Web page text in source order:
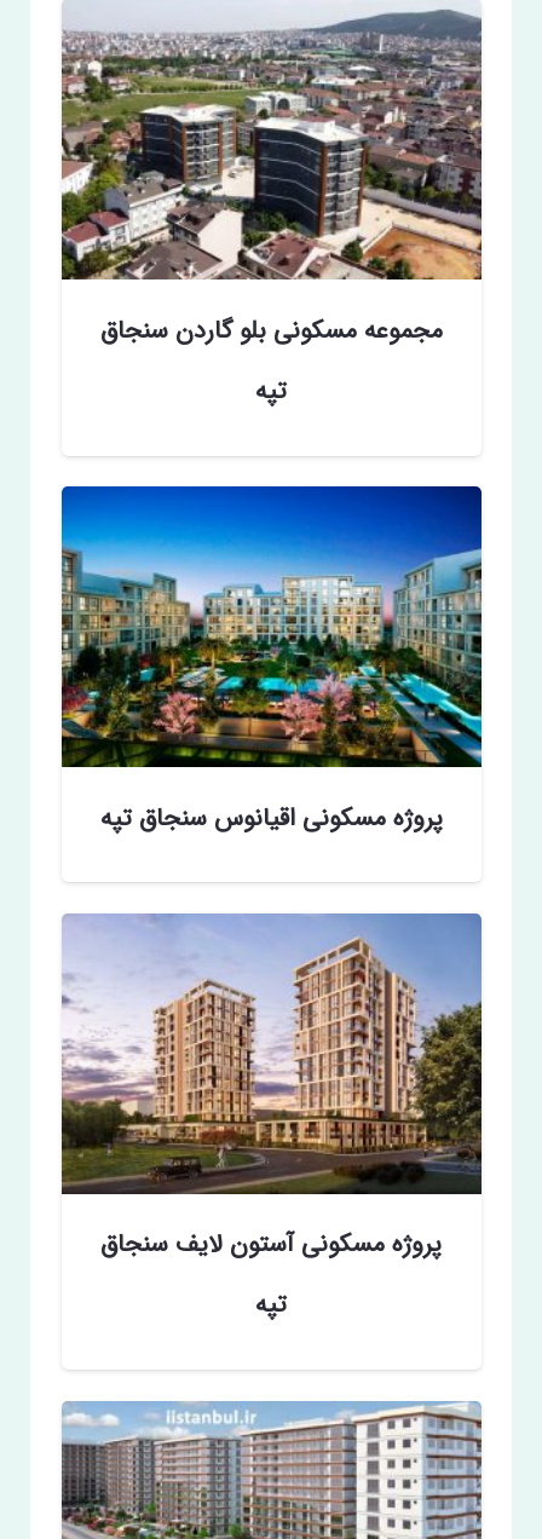
مجموعه مسکونی بلو گاردن سنجاق
تپه
پروژه مسکونی اقیانوس سنجاق تپه
پروژه مسکونی آستون لایف سنجاق
تپه